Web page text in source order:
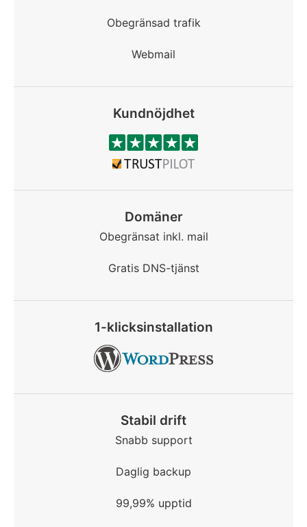
Obegränsad trafik
Webmail
Kundnöjdhet
Domäner
Obegränsat inkl. mail
Gratis DNS-tjänst
1-klicksinstallation
Stabil drift
Snabb support
Daglig backup
99,99% upptid